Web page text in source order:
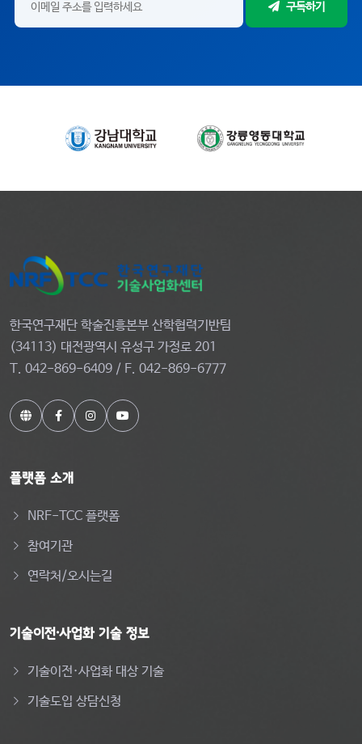
구독하기
한국연구재단 학술진흥본부 산학협력기반팀
(34113) 대전광역시 유성구 가정로 201
T. 042-869-6409 / F. 042-869-6777
플랫폼 소개
NRF-TCC 플랫폼
참여기관
연락처/오시는길
기술이전·사업화 기술 정보
기술이전·사업화 대상 기술
기술도입 상담신청